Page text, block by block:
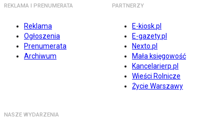
REKLAMA I PRENUMERATA
Reklama
Ogłoszenia
Prenumerata
Archiwum
PARTNERZY
E-kiosk.pl
E-gazety.pl
Nexto.pl
Mała księgowość
Kancelarierp.pl
Wieści Rolnicze
Życie Warszawy
NASZE WYDARZENIA